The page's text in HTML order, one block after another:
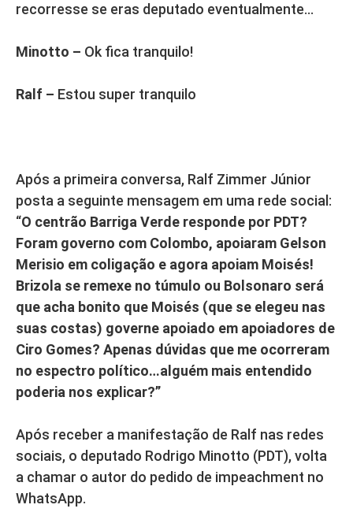
recorresse se eras deputado eventualmente…
Minotto – Ok fica tranquilo!
Ralf – Estou super tranquilo
Após a primeira conversa, Ralf Zimmer Júnior
posta a seguinte mensagem em uma rede social:
“O centrão Barriga Verde responde por PDT?
Foram governo com Colombo, apoiaram Gelson
Merisio em coligação e agora apoiam Moisés!
Brizola se remexe no túmulo ou Bolsonaro será
que acha bonito que Moisés (que se elegeu nas
suas costas) governe apoiado em apoiadores de
Ciro Gomes? Apenas dúvidas que me ocorreram
no espectro político…alguém mais entendido
poderia nos explicar?”
Após receber a manifestação de Ralf nas redes
sociais, o deputado Rodrigo Minotto (PDT), volta
a chamar o autor do pedido de impeachment no
WhatsApp.